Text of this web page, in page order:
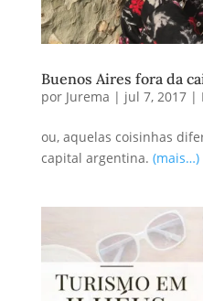
Buenos Aires fora da
por Jurema | jul 7, 2017|
ou, aquelas coisinhas
capital argentina. (mais…)